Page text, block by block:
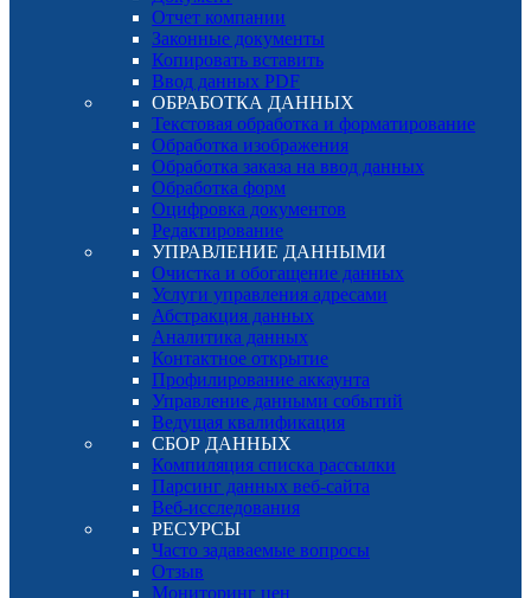
Отчет компании
Законные документы
Копировать вставить
Ввод данных PDF
ОБРАБОТКА ДАННЫХ
Текстовая обработка и форматирование
Обработка изображения
Обработка заказа на ввод данных
Обработка форм
Оцифровка документов
Редактирование
УПРАВЛЕНИЕ ДАННЫМИ
Очистка и обогащение данных
Услуги управления адресами
Абстракция данных
Аналитика данных
Контактное открытие
Профилирование аккаунта
Управление данными событий
Ведущая квалификация
СБОР ДАННЫХ
Компиляция списка рассылки
Парсинг данных веб-сайта
Веб-исследования
РЕСУРСЫ
Часто задаваемые вопросы
Отзыв
Мониторинг цен